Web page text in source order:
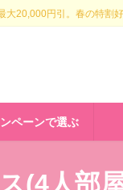
20,000円引。春の特割
ペーンで選ぶ
(4人部